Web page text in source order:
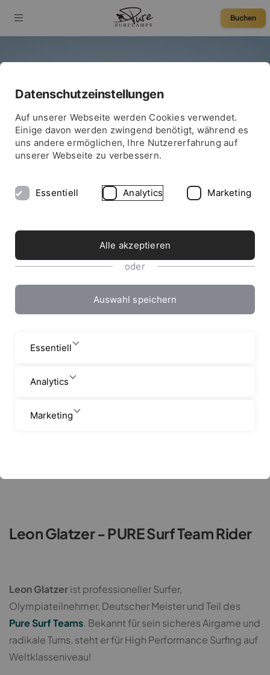
Buchen
PRO-SURFER & PURE SURF TEAM RIDER
Leon Glatzer
Leon Glatzer - PURE Surf Team Rider
Leon Glatzerist professioneller Surfer,
Olympiateilnehmer, Deutscher Meister und Teil des
Pure Surf Teams. Bekannt für sein sicheres Airgame und
radikale Turns, steht er für High Performance Surfing auf
Weltklasseniveau!
Datenschutzeinstellungen
Auf unserer Webseite werden Cookies verwendet.
Einige davon werden zwingend benötigt, während es
uns andere ermöglichen, Ihre Nutzererfahrung auf
unserer Webseite zu verbessern.
Essentiell Analytics Marketing
Alle akzeptieren
oder
Auswahl speichern
Essentiell
Analytics
Marketing